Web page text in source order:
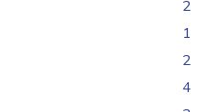
2
1
2
4